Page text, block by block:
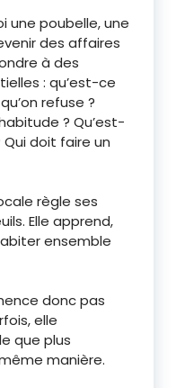
une poubelle, une
des affaires
à des
: qu’est-ce
refuse ?
? Qu’est-
Qui doit faire un
règle ses
Elle apprend,
ensemble
donc pas
elle
que plus
manière.